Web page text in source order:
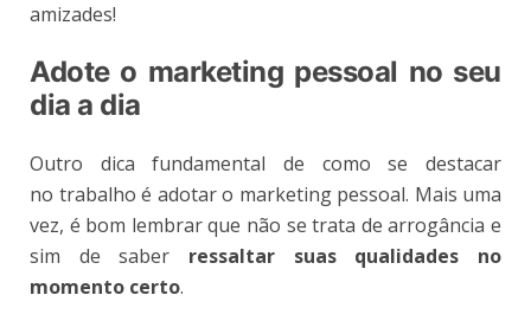
amizades!
Adote o marketing pessoal no seu
dia a dia
Outro dica fundamental de como se destacar
no trabalho é adotar o marketing pessoal. Mais uma
vez, é bom lembrar que não se trata de arrogância e
sim de saber ressaltar suas qualidades no
momento certo.